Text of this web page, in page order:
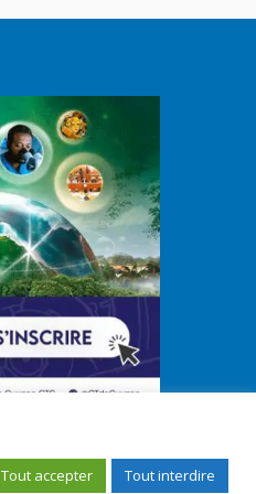
Tout accepter Tout interdire